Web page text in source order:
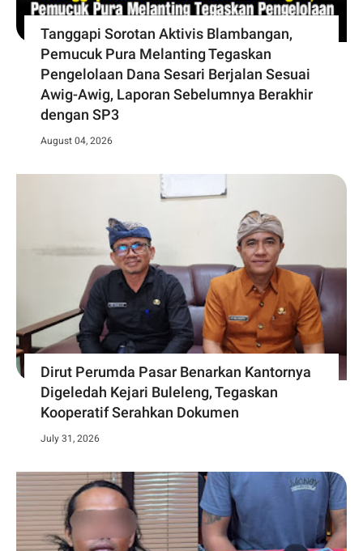
Tanggapi Sorotan Aktivis Blambangan,
Pemucuk Pura Melanting Tegaskan
Pengelolaan Dana Sesari Berjalan Sesuai
Awig-Awig, Laporan Sebelumnya Berakhir
dengan SP3
August 04, 2026
Dirut Perumda Pasar Benarkan Kantornya
Digeledah Kejari Buleleng, Tegaskan
Kooperatif Serahkan Dokumen
July 31, 2026